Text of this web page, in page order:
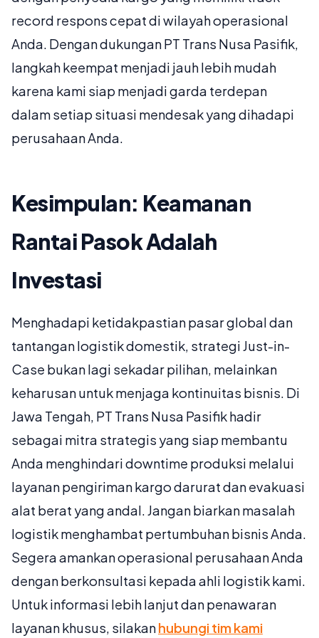
record respons cepat di wilayah operasional
Anda. Dengan dukungan PT Trans Nusa Pasifik,
langkah keempat menjadi jauh lebih mudah
karena kami siap menjadi garda terdepan
dalam setiap situasi mendesak yang dihadapi
perusahaan Anda.
Kesimpulan: Keamanan
Rantai Pasok Adalah
Investasi
Menghadapi ketidakpastian pasar global dan
tantangan logistik domestik, strategi Just-in-
Case bukan lagi sekadar pilihan, melainkan
keharusan untuk menjaga kontinuitas bisnis. Di
Jawa Tengah, PT Trans Nusa Pasifik hadir
sebagai mitra strategis yang siap membantu
Anda menghindari downtime produksi melalui
layanan pengiriman kargo darurat dan evakuasi
alat berat yang andal. Jangan biarkan masalah
logistik menghambat pertumbuhan bisnis Anda.
Segera amankan operasional perusahaan Anda
dengan berkonsultasi kepada ahli logistik kami.
Untuk informasi lebih lanjut dan penawaran
layanan khusus, silakanhubungi tim kami